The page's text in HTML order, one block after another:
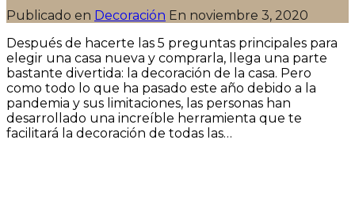
Publicado en Decoración En noviembre 3, 2020
Después de hacerte las 5 preguntas principales para
elegir una casa nueva y comprarla, llega una parte
bastante divertida: la decoración de la casa. Pero
como todo lo que ha pasado este año debido a la
pandemia y sus limitaciones, las personas han
desarrollado una increíble herramienta que te
facilitará la decoración de todas las…